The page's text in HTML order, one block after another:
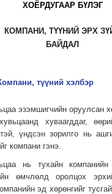
ХОЁРДУГААР БҮЛЭГ
КОМПАНИ, ТҮҮНИЙ ЭРХ
БАЙДАЛ
түүний хэлбэр
эзэмшигчийн оруулсан
хуваагддаг,
үндсэн зорилго нь
компани гэнэ.
нь тухайн компанийн
өмчлөлд оролцох
эд хөрөнгийг